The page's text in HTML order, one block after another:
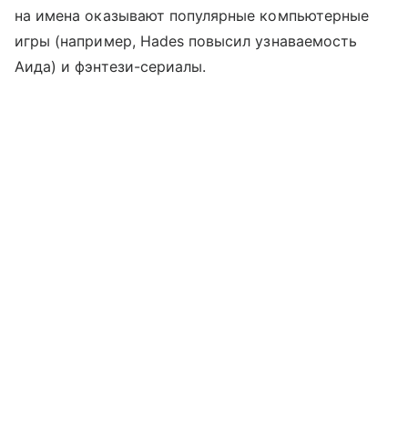
на имена оказывают популярные компьютерные
игры (например, Hades повысил узнаваемость
Аида) и фэнтези-сериалы.